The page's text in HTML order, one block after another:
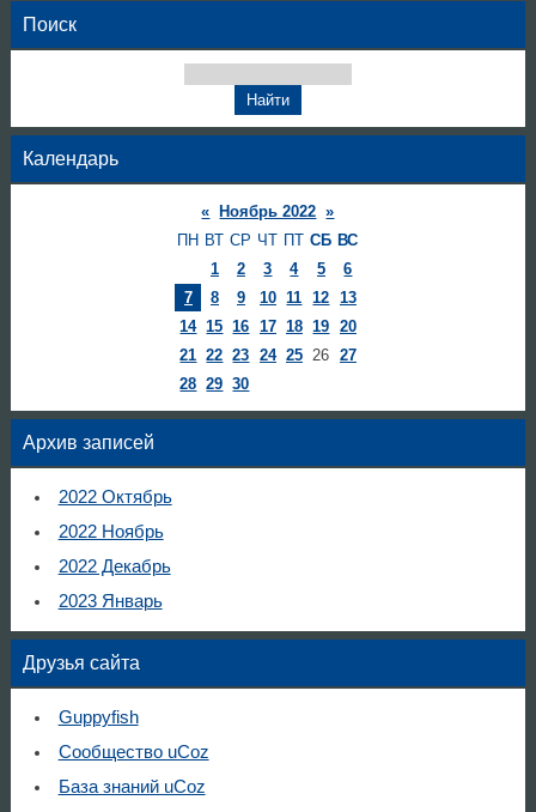
Поиск
Календарь
« Ноябрь 2022 »
ПН ВТ СР ЧТ ПТ СБ ВС
1
2 3 4 5
6
7
8 9 10 11 12 13
14 15 16 17 18 19 20
21 22 23 24 25 26 27
28 29 30
Архив записей
2022 Октябрь
2022 Ноябрь
2022 Декабрь
2023 Январь
Друзья сайта
Guppyfish
Сообщество uCoz
База знаний uCoz